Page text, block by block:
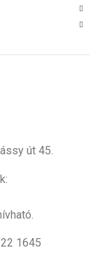
út 45.
1645